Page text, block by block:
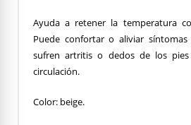
Ayuda a retener la temperatura
Puede confortar o aliviar
sufren artritis o dedos de los
circulación.
Color: beige.